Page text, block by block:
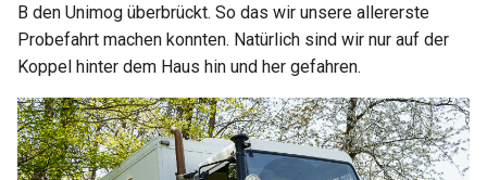
B den Unimog überbrückt. So das wir unsere allererste
Probefahrt machen konnten. Natürlich sind wir nur auf der
Koppel hinter dem Haus hin und her gefahren.